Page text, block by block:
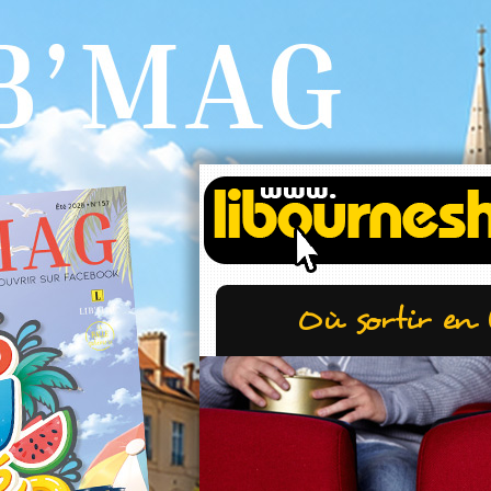
Où sortir en